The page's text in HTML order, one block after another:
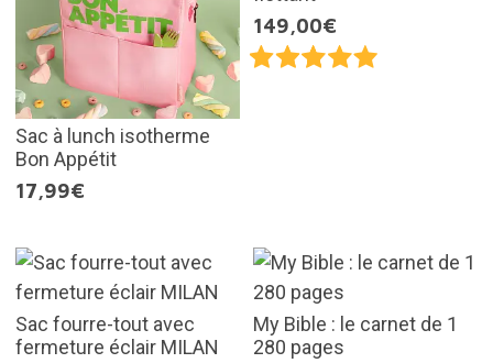
Sac à lunch isotherme
Bon Appétit
17,99€
149,00€
Sac fourre-tout avec
fermeture éclair MILAN
My Bible : le carnet de 1
280 pages